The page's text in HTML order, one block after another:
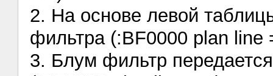
2. На основе левой
фильтра (:BF0000 plan line
3. Блум фильтр